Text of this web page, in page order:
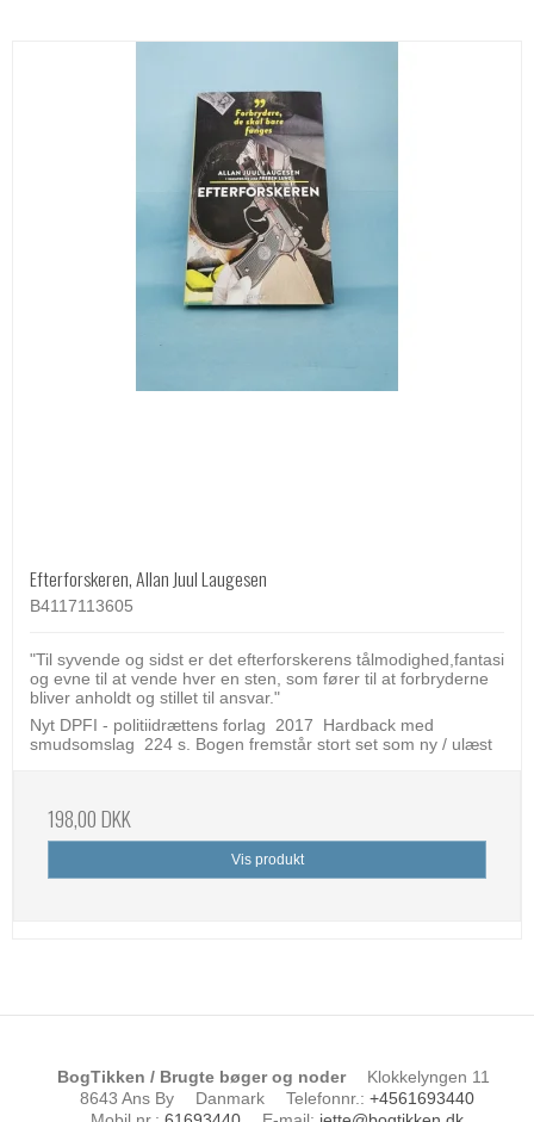
Efterforskeren, Allan Juul Laugesen
B4117113605
"Til syvende og sidst er det efterforskerens tålmodighed,fantasi
og evne til at vende hver en sten, som fører til at forbryderne
bliver anholdt og stillet til ansvar."
Nyt DPFI - politiidrættens forlag 2017 Hardback med
smudsomslag 224 s. Bogen fremstår stort set som ny / ulæst
198,00 DKK
Vis produkt
BogTikken / Brugte bøger og noder
Klokkelyngen 11
8643 Ans By
Danmark Telefonnr. : +4561693440